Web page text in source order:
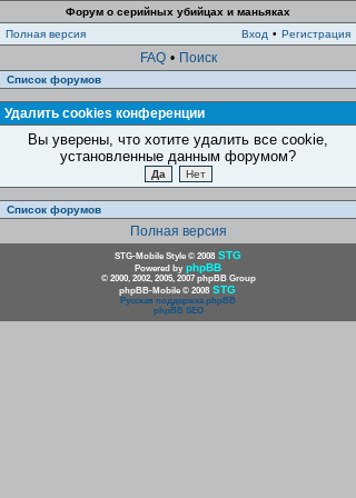
Форум о серийных убийцах и маньяках
Полная версия
Вход • Регистрация
FAQ • Поиск
Список форумов
Удалить cookies конференции
Вы уверены, что хотите удалить все cookie,
установленные данным форумом?
Список форумов
Полная версия
STG-Mobile Style © 2008 STG
Powered by phpBB
© 2000, 2002, 2005, 2007 phpBB Group
phpBB-Mobile © 2008 STG
Русская поддержка phpBB
phpBB SEO